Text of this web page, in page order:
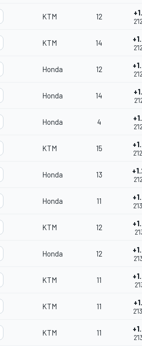
KTM 12
KTM 14
Honda 12
Honda 14
Honda 4
KTM 15
Honda 13
Honda 11
KTM 12
Honda 12
KTM 11
KTM 11
KTM 11